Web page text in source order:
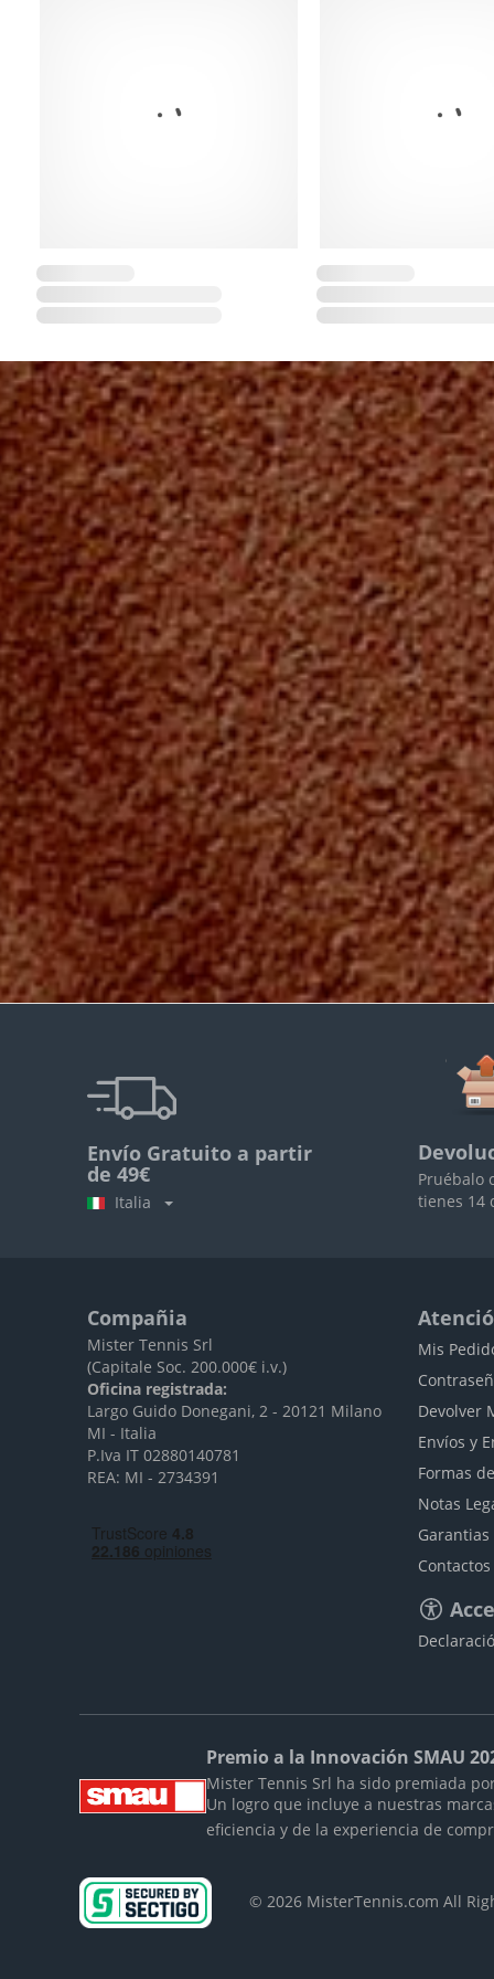
Envío Gratuito a partir
de 49€
Italia
Pruébalo
tienes 14
Compañia
Mister Tennis Srl
(Capitale Soc. 200.000€ i.v.)
Oficina registrada:
Largo Guido Donegani, 2 - 20121 Milano
MI - Italia
P.Iva IT 02880140781
REA: MI - 2734391
Mis
Devolver
Envíos y
Formas
Notas
Garantias
Contactos
Premio a la Innovación SMAU
Mister Tennis Srl ha sido premiada
Un logro que incluye a nuestras
eficiencia y de la experiencia de
© 2026 MisterTennis.com All